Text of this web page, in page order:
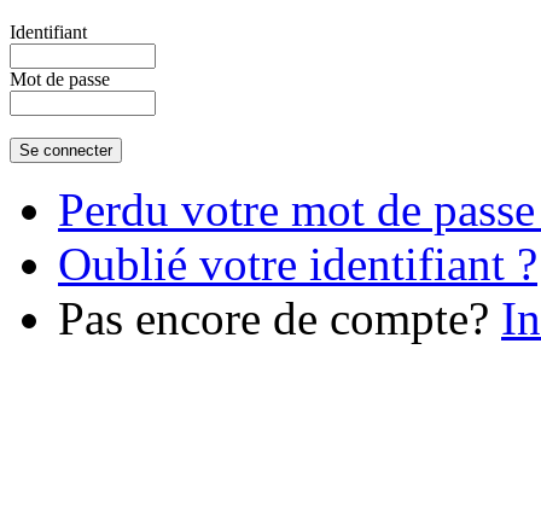
Identifiant
Mot de passe
Perdu votre mot de
Oublié votre identifiant ?
Pas encore de compte?